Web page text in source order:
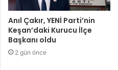
Anıl Çakır, YENİ Parti’nin
Keşan’daki Kurucu İlçe
Başkanı oldu
2 gün önce